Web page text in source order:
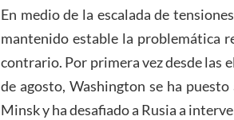
En medio de la escalada de
mantenido estable la problemática
contrario. Por primera vez desde las
de agosto, Washington se ha
Minsk y ha desafiado a Rusia a